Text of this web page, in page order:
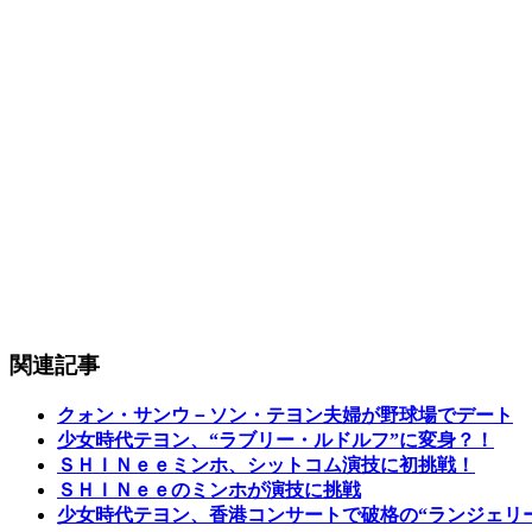
関連記事
クォン・サンウ－ソン・テヨン夫婦が野球場でデート
少女時代テヨン、“ラブリー・ルドルフ”に変身？！
ＳＨＩＮｅｅミンホ、シットコム演技に初挑戦！
ＳＨＩＮｅｅのミンホが演技に挑戦
少女時代テヨン、香港コンサートで破格の“ランジェリ